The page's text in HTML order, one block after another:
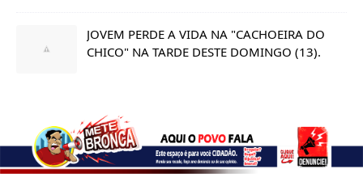
JOVEM PERDE A VIDA NA "CACHOEIRA DO
CHICO" NA TARDE DESTE DOMINGO (13).